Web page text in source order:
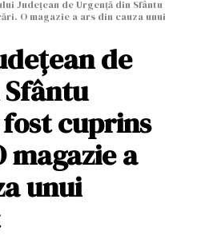
Judeţean de Urgenţă din Sfântu
O magazie a ars din cauza unui
de
cuprins
magazie a
unui